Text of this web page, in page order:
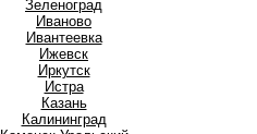
Зеленоград
Иваново
Ивантеевка
Ижевск
Иркутск
Истра
Казань
Калининград